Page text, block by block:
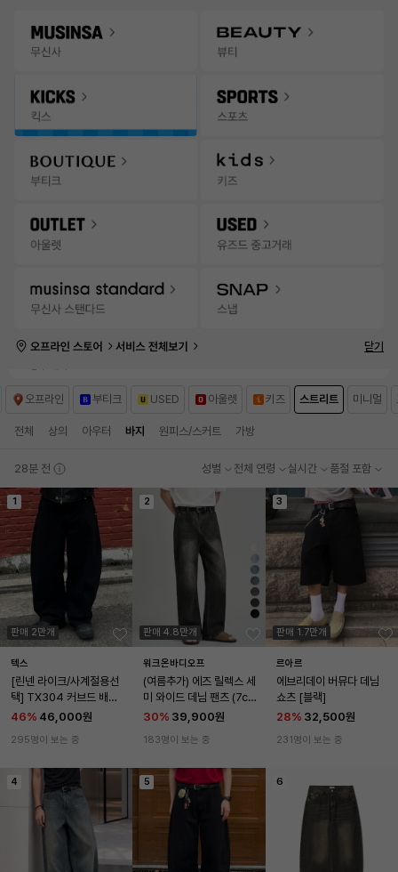
트렌디한 인기 스윔웨어 추천
콘텐츠 추천 랭킹
잡화위크
브랜드위크
일간 급상승 랭킹 1위
오프라인 부티크 USED 아울렛 키즈 스트리트 미니멀
전체 상의 아우터 바지 원피스/스커트 가방
28분 전 성별 전체 연령 실시간 품절 포함
1
판매 2만개
텍스
[린넨 라이크/사계절용선
택] TX304 커브드 배기
벌룬 데님 (블랙)
46% 46,000원
295명이 보는 중
2
판매 4.8만개
워크온바디오프
(여름추가) 에즈 릴렉스 세
미 와이드 데님 팬츠 (7col
or)
30% 39,900원
183명이 보는 중
3
판매 1.7만개
르아르
에브리데이 버뮤다 데님
쇼츠 [블랙]
28% 32,500원
231명이 보는 중
4 5 6
Menu
닫기
무신사 앱 설치하고 다양한 혜택과 코디 팁을 받아보세요!